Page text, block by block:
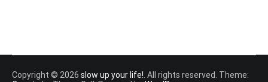
Copyright © 2026 slow up your life! . All rights reserved. Theme: